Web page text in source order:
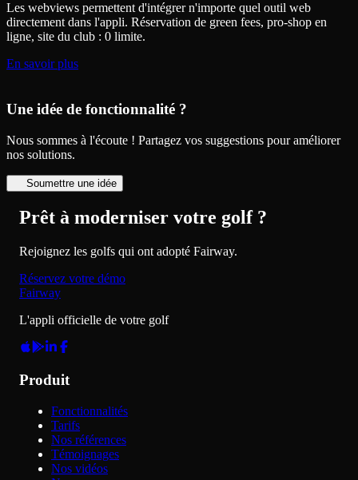
Les webviews permettent d'intégrer n'importe quel outil web
directement dans l'appli. Réservation de green fees, pro-shop en
ligne, site du club : 0 limite.
En savoir plus
Une idée de fonctionnalité ?
Nous sommes à l'écoute ! Partagez vos suggestions pour améliorer
nos solutions.
Soumettre une idée
Prêt à moderniser votre golf ?
Rejoignez les golfs qui ont adopté Fairway.
Réservez votre démo
Fairway
L'appli officielle de votre golf
Produit
Fonctionnalités
Tarifs
Nos références
Témoignages
Nos vidéos